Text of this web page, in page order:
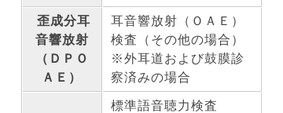
歪成分耳
音響放射
（ＤＰＯ
ＡＥ）
耳音響放射（ＯＡＥ）
検査（その他の場合）
※外耳道および鼓膜診
察済みの場合
標準語音聴力検査